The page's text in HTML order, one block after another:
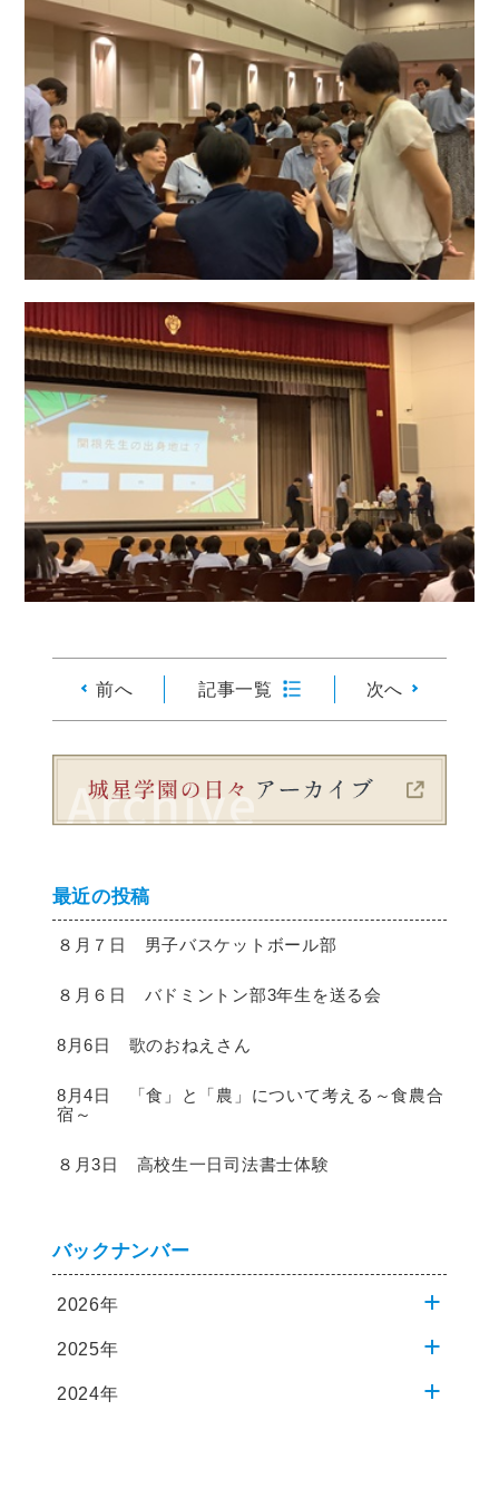
前へ 記事一覧 次へ
最近の投稿
８月７日 男子バスケットボール部
８月６日 バドミントン部3年生を送る会
8月6日 歌のおねえさん
8月4日 「食」と「農」について考える～食農合
宿～
８月3日 高校生一日司法書士体験
バックナンバー
2026年
2025年
2024年